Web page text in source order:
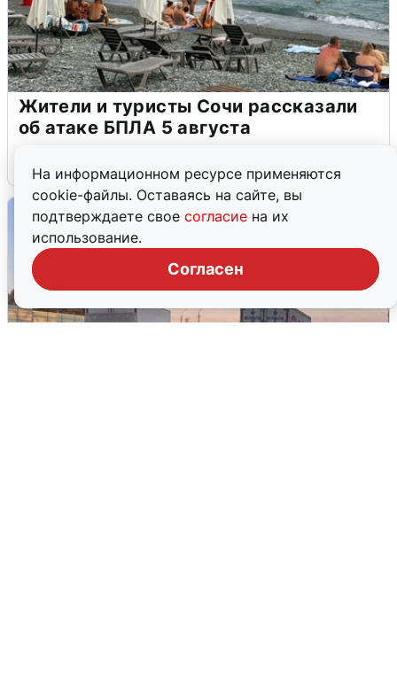
На информационном ресурсе применяются
cookie-файлы. Оставаясь на сайте, вы
подтверждаете свое согласие на их
использование.
Согласен
Жители и туристы Сочи рассказали
об атаке БПЛА 5 августа